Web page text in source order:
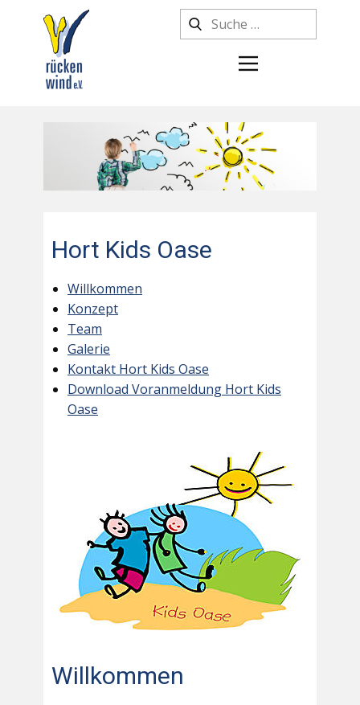
Hort Kids Oase
Willkommen
Konzept
Team
Galerie
Kontakt Hort Kids Oase
Download Voranmeldung Hort Kids
Oase
Willkommen